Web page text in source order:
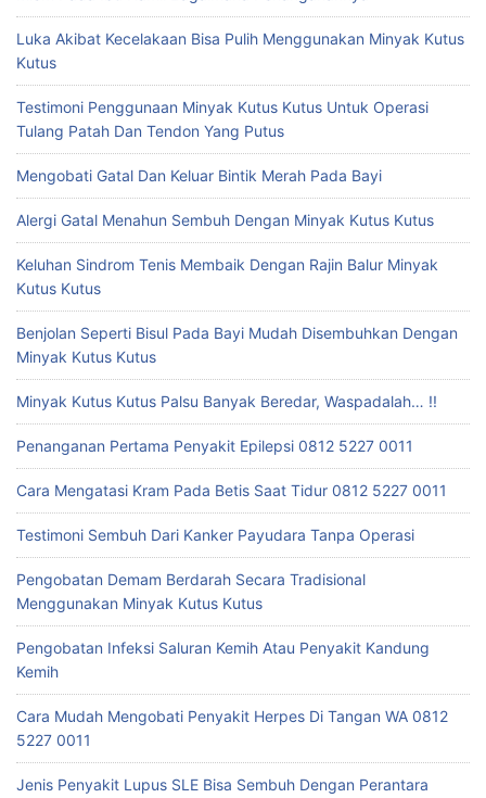
Luka Akibat Kecelakaan Bisa Pulih Menggunakan Minyak Kutus
Kutus
Testimoni Penggunaan Minyak Kutus Kutus Untuk Operasi
Tulang Patah Dan Tendon Yang Putus
Mengobati Gatal Dan Keluar Bintik Merah Pada Bayi
Alergi Gatal Menahun Sembuh Dengan Minyak Kutus Kutus
Keluhan Sindrom Tenis Membaik Dengan Rajin Balur Minyak
Kutus Kutus
Benjolan Seperti Bisul Pada Bayi Mudah Disembuhkan Dengan
Minyak Kutus Kutus
Minyak Kutus Kutus Palsu Banyak Beredar, Waspadalah… !!
Penanganan Pertama Penyakit Epilepsi 0812 5227 0011
Cara Mengatasi Kram Pada Betis Saat Tidur 0812 5227 0011
Testimoni Sembuh Dari Kanker Payudara Tanpa Operasi
Pengobatan Demam Berdarah Secara Tradisional
Menggunakan Minyak Kutus Kutus
Pengobatan Infeksi Saluran Kemih Atau Penyakit Kandung
Kemih
Cara Mudah Mengobati Penyakit Herpes Di Tangan WA 0812
5227 0011
Jenis Penyakit Lupus SLE Bisa Sembuh Dengan Perantara